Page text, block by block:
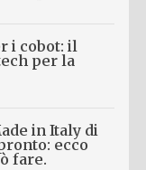
i cobot: il
per la
in Italy di
ecco
fare.